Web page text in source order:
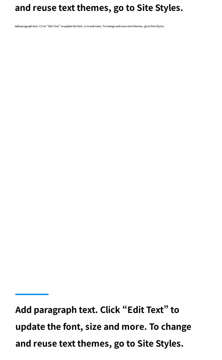
and reuse text themes, go to Site Styles.
Add paragraph text. Click “Edit Text” to update the font, size and more. To change and reuse text themes, go to Site Styles.
Add paragraph text. Click “Edit Text” to
update the font, size and more. To change
and reuse text themes, go to Site Styles.